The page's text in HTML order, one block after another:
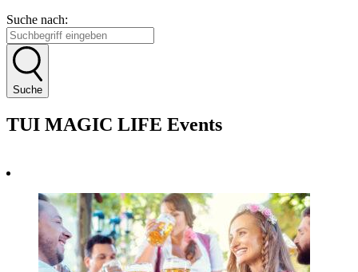
Suche nach:
Suche
TUI MAGIC LIFE Events